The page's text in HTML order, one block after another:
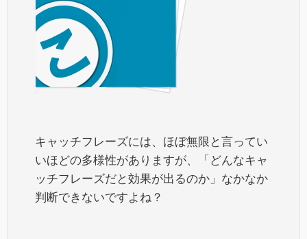
キャッチフレーズには、ほぼ無限と言ってい
いほどの多様性がありますが、「どんなキャ
ッチフレーズだと効果が出るのか」なかなか
判断できないですよね？